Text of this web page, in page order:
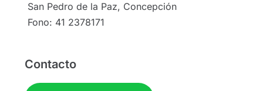
San Pedro de la Paz, Concepción
Fono: 41 2378171
Contacto